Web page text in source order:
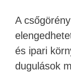
A
és ipari
dugulások